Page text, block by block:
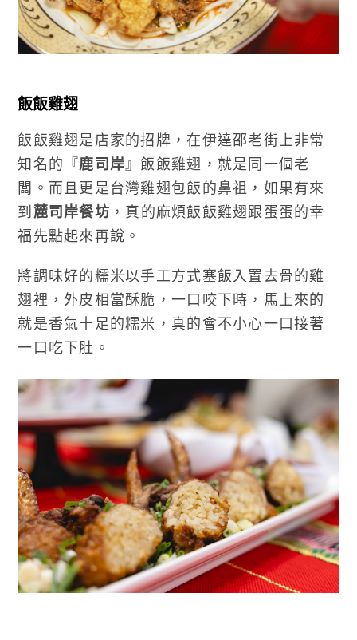
飯飯雞翅
飯飯雞翅是店家的招牌，在伊達邵老街上非常
知名的『鹿司岸 』飯飯雞翅，就是同一個老
闆。而且更是台灣雞翅包飯的鼻祖，如果有來
到 麓司岸餐坊 ，真的麻煩飯飯雞翅跟蛋蛋的幸
福先點起來再說。
將調味好的糯米以手工方式塞飯入置去骨的雞
翅裡，外皮相當酥脆，一口咬下時，馬上來的
就是香氣十足的糯米，真的會不小心一口接著
一口吃下肚。